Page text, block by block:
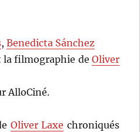
,Benedicta Sánchez
filmographie de Oliver
AlloCiné.
Oliver Laxe chroniqués